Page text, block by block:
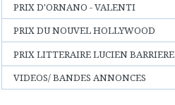
PRIX D'ORNANO - VALENTI
PRIX DU NOUVEL HOLLYWOOD
PRIX LITTERAIRE LUCIEN BARRIERE
VIDEOS/ BANDES ANNONCES